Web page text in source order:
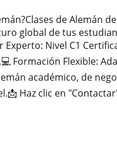
de Alemán
global de tus
Nivel C1
Formación Flexible:
académico, de
Haz clic en